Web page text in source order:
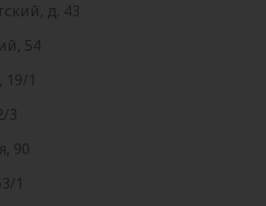
д. 43
54
1
3
90
1